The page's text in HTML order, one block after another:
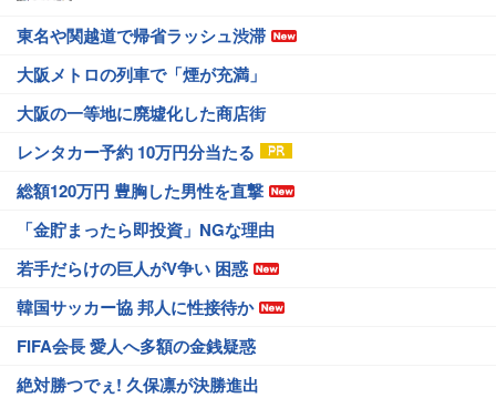
東名や関越道で帰省ラッシュ渋滞
大阪メトロの列車で「煙が充満」
大阪の一等地に廃墟化した商店街
レンタカー予約 10万円分当たる
総額120万円 豊胸した男性を直撃
「金貯まったら即投資」NGな理由
若手だらけの巨人がV争い 困惑
韓国サッカー協 邦人に性接待か
FIFA会長 愛人へ多額の金銭疑惑
絶対勝つでぇ! 久保凛が決勝進出